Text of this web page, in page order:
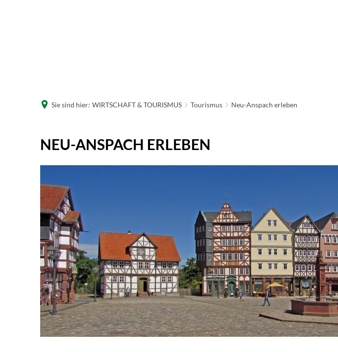
Sie sind hier: WIRTSCHAFT & TOURISMUS Tourismus Neu-Anspach erleben
Anspach
erleben
NEU-ANSPACH ERLEBEN